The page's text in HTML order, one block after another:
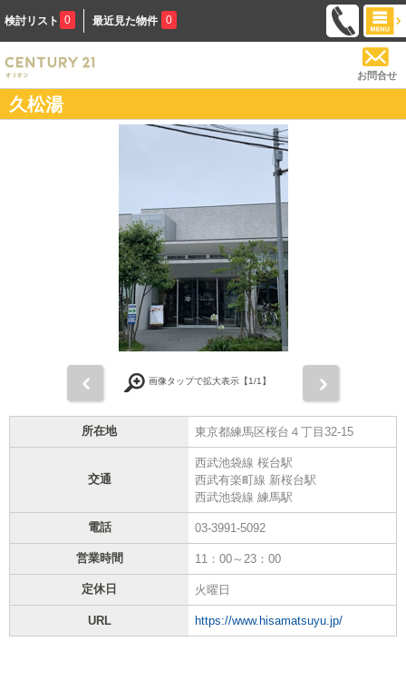
検討リスト 0 最近見た物件 0
お問合せ
久松湯
画像タップで拡大表示【1/1】
所在地 東京都練馬区桜台４丁目32-15
交通
西武池袋線 桜台駅
西武有楽町線 新桜台駅
西武池袋線 練馬駅
電話 03-3991-5092
営業時間 11：00～23：00
定休日 火曜日
URL https://www.hisamatsuyu.jp/